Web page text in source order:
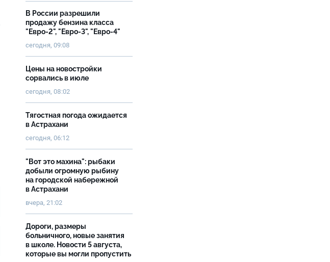
В России разрешили
продажу бензина класса
"Евро-2", "Евро-3", "Евро-4"
сегодня, 09:08
Цены на новостройки
сорвались в июле
сегодня, 08:02
Тягостная погода ожидается
в Астрахани
сегодня, 06:12
"Вот это махина": рыбаки
добыли огромную рыбину
на городской набережной
в Астрахани
вчера, 21:02
Дороги, размеры
больничного, новые занятия
в школе. Новости 5 августа,
которые вы могли пропустить